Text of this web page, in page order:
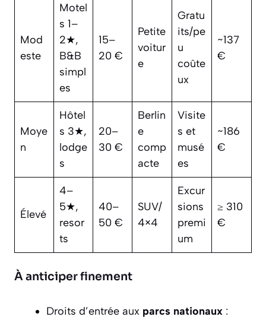
Mod
este
Motel
s 1–
2★,
B&B
simpl
es
15–
20 €
Petite
voitur
e
Gratu
its/pe
u
coûte
ux
~137
€
Moye
n
Hôtel
s 3★,
lodge
s
20–
30 €
Berlin
e
comp
acte
Visite
s et
musé
es
~186
€
Élevé
4–
5★,
resor
ts
40–
50 €
SUV/
4×4
Excur
sions
premi
um
≥ 310
€
À anticiper finement
Droits d’entrée aux parcs nationaux :